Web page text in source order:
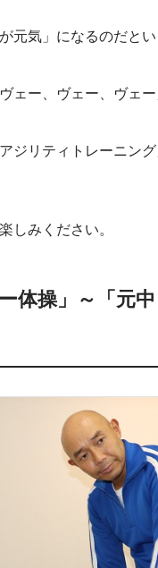
気」になるのだとい
ー、ヴェー、ヴェー
リティトレーニング
しみください。
体操」～「元